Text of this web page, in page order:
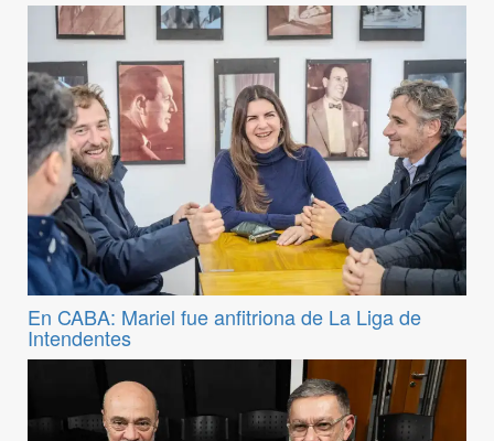
En CABA: Mariel fue anfitriona de La Liga de
Intendentes